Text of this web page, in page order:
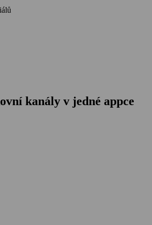
kanály v jedné appce